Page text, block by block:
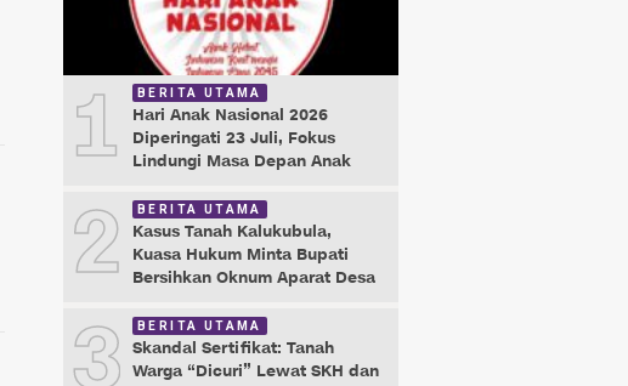
1 BERITA UTAMA
Hari Anak Nasional 2026
Diperingati 23 Juli, Fokus
Lindungi Masa Depan Anak
2 BERITA UTAMA
Kasus Tanah Kalukubula,
Kuasa Hukum Minta Bupati
Bersihkan Oknum Aparat Desa
BERITA UTAMA
Skandal Sertifikat: Tanah
Warga “Dicuri” Lewat SKH dan